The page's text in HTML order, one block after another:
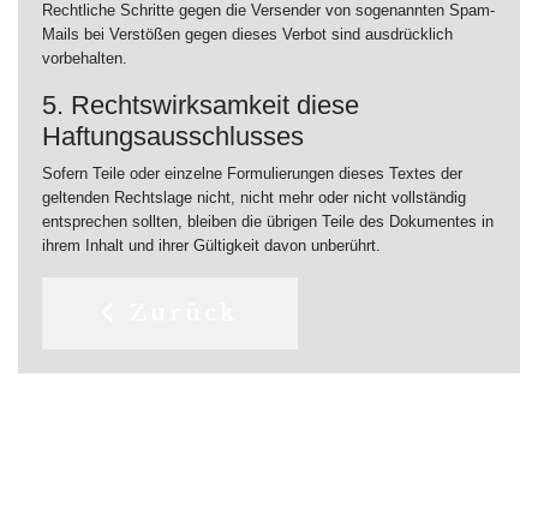
Rechtliche Schritte gegen die Versender von sogenannten Spam-
Mails bei Verstößen gegen dieses Verbot sind ausdrücklich
vorbehalten.
5. Rechtswirksamkeit diese
Haftungsausschlusses
Sofern Teile oder einzelne Formulierungen dieses Textes der
geltenden Rechtslage nicht, nicht mehr oder nicht vollständig
entsprechen sollten, bleiben die übrigen Teile des Dokumentes in
ihrem Inhalt und ihrer Gültigkeit davon unberührt.